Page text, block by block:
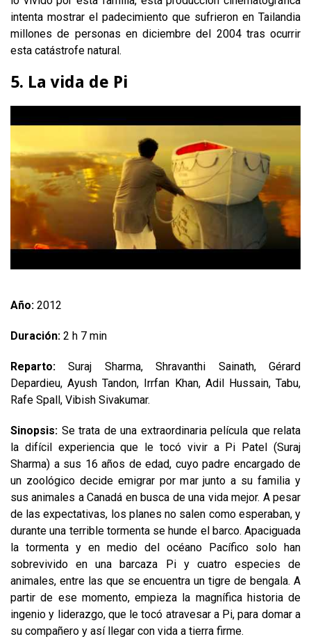
intenta mostrar el padecimiento que sufrieron en Tailandia
millones de personas en diciembre del 2004 tras ocurrir
esta catástrofe natural.
5. La vida de Pi
Año: 2012
Duración: 2 h 7 min
Reparto: Suraj Sharma, Shravanthi Sainath, Gérard
Depardieu, Ayush Tandon, Irrfan Khan, Adil Hussain, Tabu,
Rafe Spall, Vibish Sivakumar.
Sinopsis: Se trata de una extraordinaria película que relata
la difícil experiencia que le tocó vivir a Pi Patel (Suraj
Sharma) a sus 16 años de edad, cuyo padre encargado de
un zoológico decide emigrar por mar junto a su familia y
sus animales a Canadá en busca de una vida mejor. A pesar
de las expectativas, los planes no salen como esperaban, y
durante una terrible tormenta se hunde el barco. Apaciguada
la tormenta y en medio del océano Pacífico solo han
sobrevivido en una barcaza Pi y cuatro especies de
animales, entre las que se encuentra un tigre de bengala. A
partir de ese momento, empieza la magnífica historia de
ingenio y liderazgo, que le tocó atravesar a Pi, para domar a
su compañero y así llegar con vida a tierra firme.